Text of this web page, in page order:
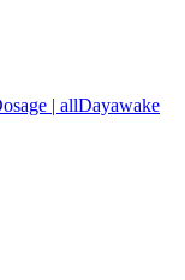
| allDayawake